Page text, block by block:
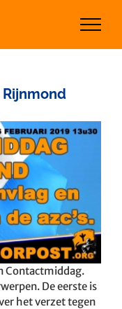
Contactmiddag.
De eerste is
het verzet tegen